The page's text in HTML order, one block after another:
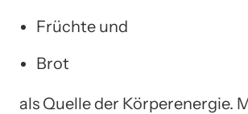
Früchte und
Brot
als Quelle der Körperenergie.